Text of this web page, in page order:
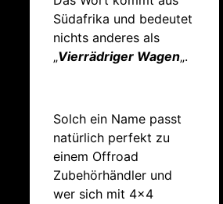
Südafrika und bedeutet
nichts anderes als
„Vierrädriger Wagen„.
Solch ein Name passt
natürlich perfekt zu
einem Offroad
Zubehörhändler und
wer sich mit 4×4